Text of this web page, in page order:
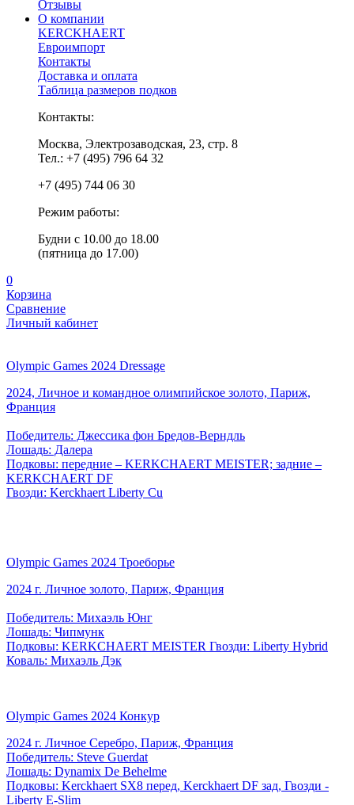
Отзывы
О компании
KERCKHAERT
Евроимпорт
Контакты
Доставка и оплата
Таблица размеров подков
Контакты:
Москва, Электрозаводская, 23, стр. 8
Тел.: +7 (495) 796 64 32
+7 (495) 744 06 30
Режим работы:
Будни с 10.00 до 18.00
(пятница до 17.00)
0
Корзина
Сравнение
Личный кабинет
Olympic Games 2024 Dressage
2024, Личное и командное олимпийское золото, Париж,
Франция
Победитель: Джессика фон Бредов-Верндль
Лошадь: Далера
Подковы: передние – KERKCHAERT MEISTER; задние –
KERKCHAERT DF
Гвозди: Kerckhaert Liberty Cu
Olympic Games 2024 Троеборье
2024 г. Личное золото, Париж, Франция
Победитель: Михаэль Юнг
Лошадь: Чипмунк
Подковы: KERKCHAERT MEISTER Гвозди: Liberty Hybrid
Коваль: Михаэль Дэк
Olympic Games 2024 Конкур
2024 г. Личное Серебро, Париж, Франция
Победитель: Steve Guerdat
Лошадь: Dynamix De Behelme
Подковы: Kerckhaert SX8 перед, Kerckhaert DF зад, Гвозди -
Liberty E-Slim